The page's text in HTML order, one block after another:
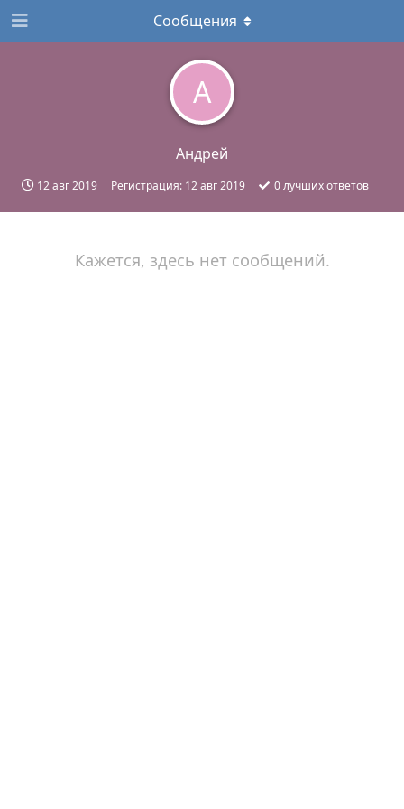
А
Андрей
12 авг 2019 Регистрация: 12 авг 2019 0лучших ответов
Сообщения
Кажется, здесь нет сообщений.